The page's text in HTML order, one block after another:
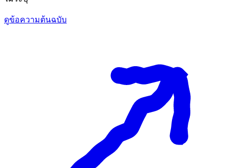
ดูข้อความต้นฉบับ